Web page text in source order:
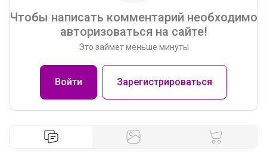
Чтобы написать комментарий необходимо
авторизоваться на сайте!
Это займет меньше минуты
Войти Зарегистрироваться